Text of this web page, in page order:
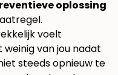
oplossing
voelt
van jou nadat
steeds opnieuw te